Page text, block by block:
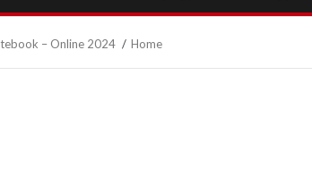
Home
2024 Notebook – Online